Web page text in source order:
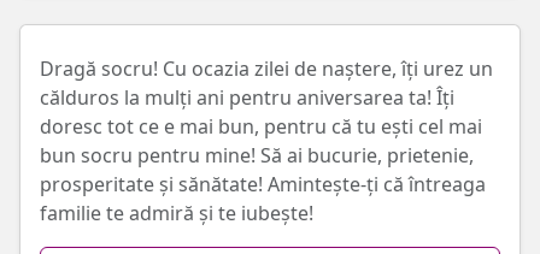
Dragă socru! Cu ocazia zilei de naștere, îți urez un
călduros la mulți ani pentru aniversarea ta! Îți
doresc tot ce e mai bun, pentru că tu ești cel mai
bun socru pentru mine! Să ai bucurie, prietenie,
prosperitate și sănătate! Amintește-ți că întreaga
familie te admiră și te iubește!